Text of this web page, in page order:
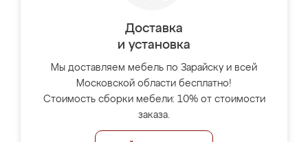
Доставка
и установка
Мы доставляем мебель по Зарайску и всей
Московской области бесплатно!
Стоимость сборки мебели: 10% от стоимости
заказа.